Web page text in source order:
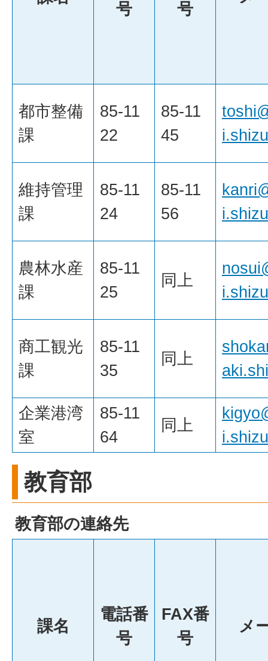
号
号
都市整備
課
85-11
22
85-11
45
維持管理
課
85-11
24
85-11
56
農林水産
課
85-11
25
同上
商工観光
課
85-11
35
同上
企業港湾
室
85-11
64
同上
教育部
教育部の連絡先
課名
電話番
号
FAX番
号
メ